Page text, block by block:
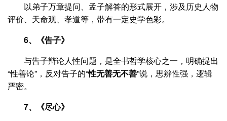
以弟子万章提问、孟子解答的形式展开，涉及历史人物
评价、天命观、孝道等，带有一定史学色彩。
6、《告子》
与告子辩论人性问题，是全书哲学核心之一，明确提出
“性善论”，反对告子的“性无善无不善”说，思辨性强，逻辑
严密。
7、《尽心》